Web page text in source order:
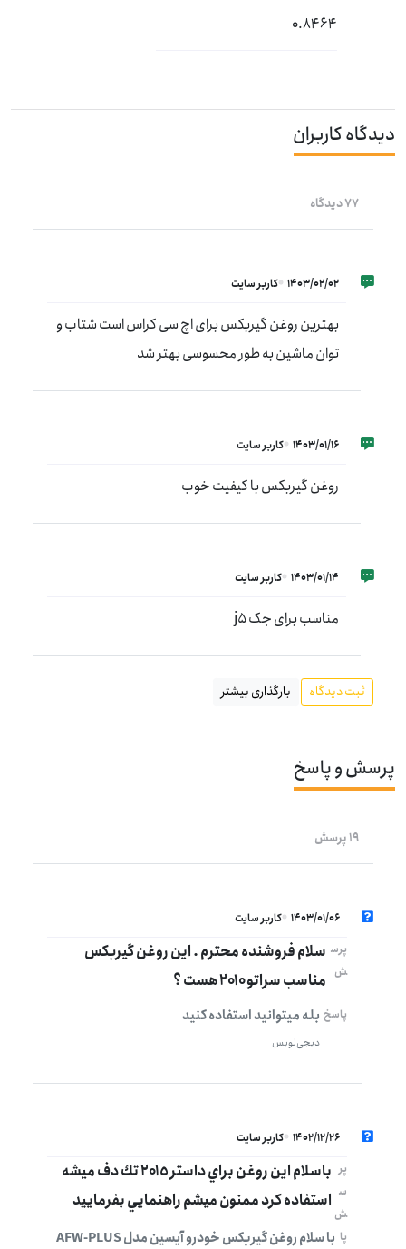
0.8464
دیدگاه کاربران
77 دیدگاه
1403/02/02 کاربر سایت
بهترین روغن گیربکس برای اچ سی کراس است شتاب و
توان ماشین به طور محسوسی بهتر شد
1403/01/16 کاربر سایت
روغن گیربکس با کیفیت خوب
1403/01/14 کاربر سایت
مناسب برای جک j5
ثبت دیدگاه بارگذاری بیشتر
پرسش و پاسخ
19 پرسش
1403/01/06 کاربر سایت
پرس
ش
سلام فروشنده محترم . این روغن گیربکس
مناسب سراتو ۲۰۱۰ هست ؟
پاسخ بله میتوانید استفاده کنید
دیجی‌لوبس
1402/12/26 کاربر سایت
پر
س
ش
باسلام اين روغن براي داستر ٢٠١٥ تك دف ميشه
استفاده كرد ممنون ميشم راهنمايي بفرماييد
پا
با سلام روغن گیربکس خودرو آیسین مدل AFW-PLUS